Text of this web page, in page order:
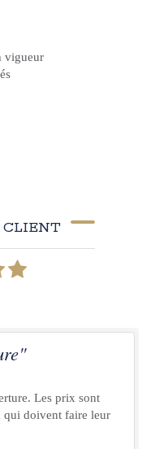
vigueur
Les prix sont
qui doivent faire leur